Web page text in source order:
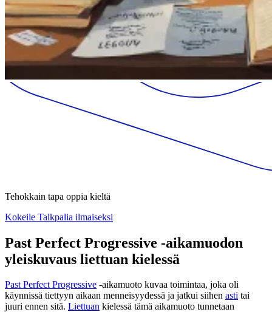
Tehokkain tapa oppia kieltä
Kokeile Talkpalia ilmaiseksi
Past Perfect Progressive -aikamuodon
yleiskuvaus liettuan kielessä
Past Perfect Progressive -aikamuoto kuvaa toimintaa, joka oli
käynnissä tiettyyn aikaan menneisyydessä ja jatkui siihen asti tai
juuri ennen sitä. Liettuan kielessä tämä aikamuoto tunnetaan